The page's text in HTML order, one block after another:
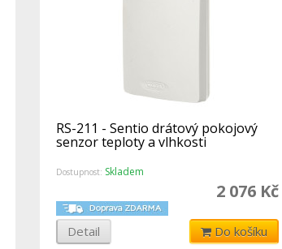
RS-211 - Sentio drátový pokojový
senzor teploty a vlhkosti
Dostupnost: Skladem
2 076 Kč
Detail Do košíku